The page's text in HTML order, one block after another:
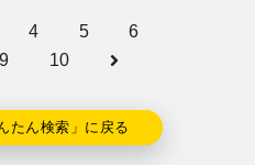
4 5
6
9 10
たん検索」に戻る